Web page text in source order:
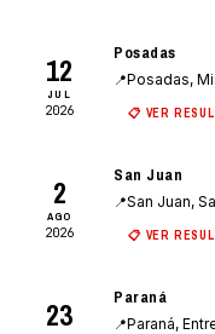
12
JUL
2026
Posadas
📍Posadas,
📋 VER
2
AGO
2026
San Juan
📍San Juan,
📋 VER
23 Paraná
📍Paraná,